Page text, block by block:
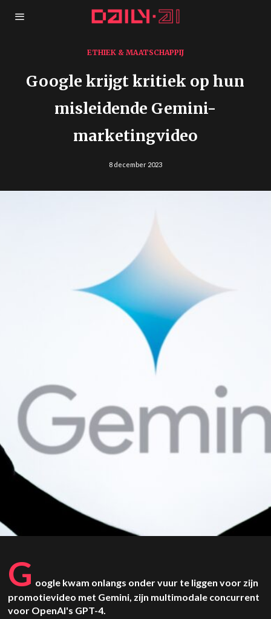
ETHIEK & MAATSCHAPPIJ
Google krijgt kritiek op hun
misleidende Gemini-
marketingvideo
8 december 2023
G oogle kwam onlangs onder vuur te liggen voor zijn
promotievideo met Gemini, zijn multimodale concurrent
voor OpenAI's GPT-4.